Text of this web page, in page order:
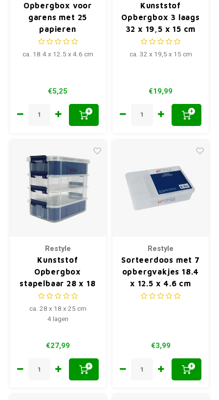
Opbergbox voor
garens met 25
papieren
wikkelkaartjes
ca. 18.4 x 12.5 x 4.6 cm
€5,25
+
Kunststof
Opbergbox 3 laags
32 x 19,5 x 15 cm
ca. 32 x 19,5 x 15 cm
€19,99
+
Restyle
Kunststof
Opbergbox
stapelbaar 28 x 18
x 25 cm
ca. 28 x 18 x 25 cm
4 lagen
€27,99
+
Restyle
Sorteerdoos met 7
opbergvakjes 18.4
x 12.5 x 4.6 cm
€3,99
+